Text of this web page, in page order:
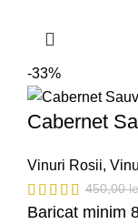
-33%
Cabernet
Vinuri Rosii,
450,00
Baricat minim